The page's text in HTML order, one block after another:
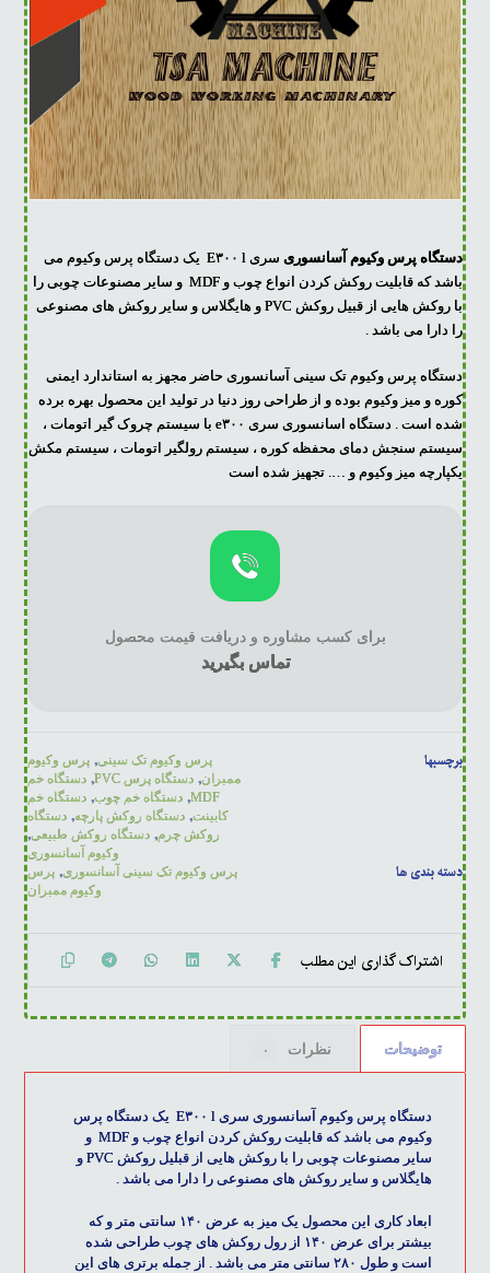
دستگاه پرس وکیوم آسانسوری
سری E۳۰۰ l یک دستگاه پرس وکیوم می
باشد که قابلیت روکش کردن انواع چوب و MDF و سایر مصنوعات چوبی را
با روکش هایی از قبیل روکش PVC و هایگلاس و سایر روکش های مصنوعی
را دارا می باشد .
دستگاه پرس وکیوم تک سینی آسانسوری حاضر مجهز به استاندارد ایمنی
کوره و میز وکیوم بوده و از طراحی روز دنیا در تولید این محصول بهره برده
شده است . دستگاه اسانسوری سری e۳۰۰ با سیستم چروک گیر اتومات ،
سیستم سنجش دمای محفظه کوره ، سیستم رولگیر اتومات ، سیستم مکش
یکپارچه میز وکیوم و …. تجهیز شده است
برای کسب مشاوره و دریافت قیمت محصول
تماس بگیرید
برچسبها پرس وکیوم تک سینی, پرس وکیوم
ممبران, دستگاه پرس PVC , دستگاه خم
MDF
, دستگاه خم چوب, دستگاه خم
کابینت, دستگاه روکش پارچه, دستگاه
روکش چرم, دستگاه روکش طبیعی,
وکیوم آسانسوری
دسته بندی ها پرس وکیوم تک سینی آسانسوری, پرس
وکیوم ممبران
توضیحات نظرات ۰
دستگاه پرس وکیوم آسانسوری سری E۳۰۰ l یک دستگاه پرس
وکیوم می باشد که قابلیت روکش کردن انواع چوب و MDF و
سایر مصنوعات چوبی را با روکش هایی از قبلیل روکش PVC و
هایگلاس و سایر روکش های مصنوعی را دارا می باشد .
ابعاد کاری این محصول یک میز به عرض ۱۴۰ سانتی متر و که
بیشتر برای عرض ۱۴۰ از رول روکش های چوب طراحی شده
است و طول ۲۸۰ سانتی متر می باشد . از جمله برتری های این